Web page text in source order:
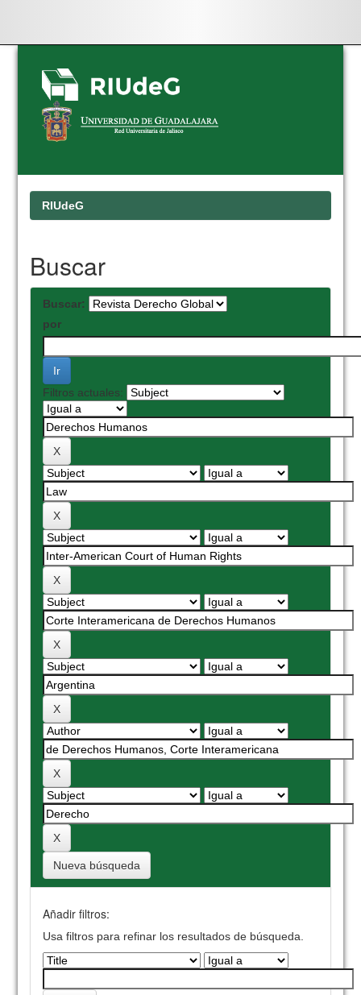
Skip
navigation
RIUdeG
Buscar
Buscar:
por
Filtros actuales:
Nueva búsqueda
Añadir filtros:
Usa filtros para refinar los resultados de búsqueda.